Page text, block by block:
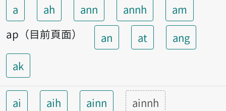
a ah ann annh
am
ap（目前頁面）
an at
ang
ak
ai aih ainn ainnh